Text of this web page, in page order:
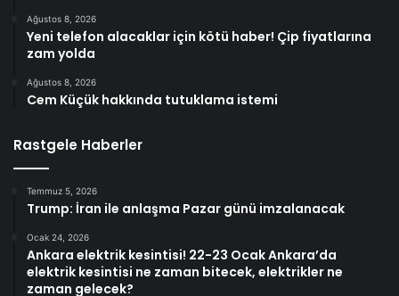
Ağustos 8, 2026
Yeni telefon alacaklar için kötü haber! Çip fiyatlarına
zam yolda
Ağustos 8, 2026
Cem Küçük hakkında tutuklama istemi
Rastgele Haberler
Temmuz 5, 2026
Trump: İran ile anlaşma Pazar günü imzalanacak
Ocak 24, 2026
Ankara elektrik kesintisi! 22-23 Ocak Ankara’da
elektrik kesintisi ne zaman bitecek, elektrikler ne
zaman gelecek?